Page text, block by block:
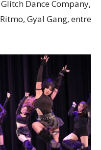
Dance Company,
Gyal Gang, entre